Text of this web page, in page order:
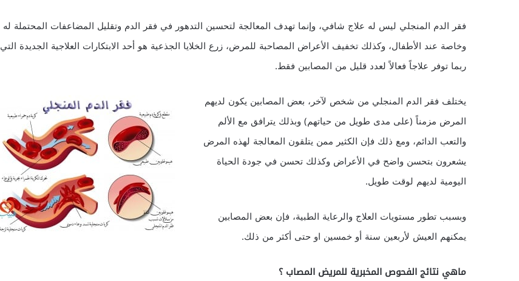
فقر الدم المنجلي ليس له علاج شافي، وإنما تهدف المعالجة لتحسين التدهور في فقر الدم وتقليل المضاعفات المحتملة له
وخاصة عند الأطفال، وكذلك تخفيف الأعراض المصاحبة للمرض، زرع الخلايا الجذعية هو أحد الابتكارات العلاجية الجديدة التي
ربما توفر علاجاً فعالاً لعدد قليل من المصابين فقط.
يختلف فقر الدم المنجلي من شخص لآخر، بعض المصابين يكون لديهم
المرض مزمناً (على مدى طويل من حياتهم) وبذلك يترافق مع الألم
والتعب الدائم، ومع ذلك فإن الكثير ممن يتلقون المعالجة لهذه المرض
يشعرون بتحسن واضح في الأعراض وكذلك تحسن في جودة الحياة
اليومية لديهم لوقت طويل.
وبسبب تطور مستويات العلاج والرعاية الطبية، فإن بعض المصابين
يمكنهم العيش لأربعين سنة أو خمسين او حتى أكثر من ذلك.
ماهي نتائج الفحوص المخبرية للمريض المصاب ؟